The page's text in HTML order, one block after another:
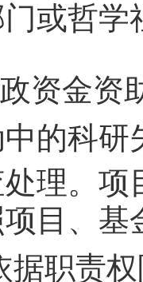
或哲学
资金资
的科研
理。项
目、基
据职责